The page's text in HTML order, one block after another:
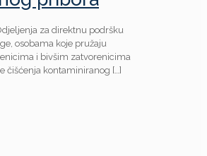
za direktnu podršku
osobama koje pružaju
i bivšim zatvorenicima
čišćenja kontaminiranog […]